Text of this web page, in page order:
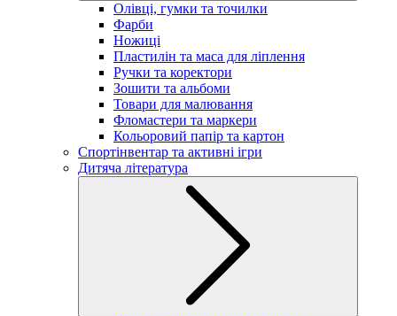
Олівці, гумки та точилки
Фарби
Ножиці
Пластилін та маса для ліплення
Ручки та коректори
Зошити та альбоми
Товари для малювання
Фломастери та маркери
Кольоровий папір та картон
Спортінвентар та активні ігри
Дитяча література